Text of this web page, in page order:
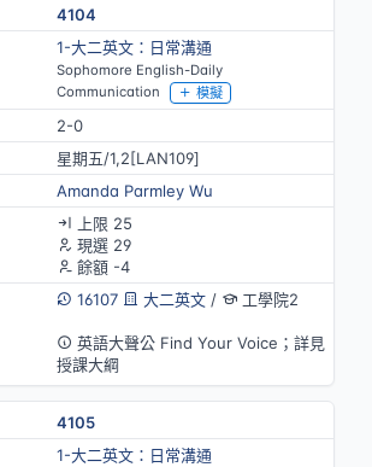
4104
1-大二英文：日常溝通
Sophomore English-Daily
Communication
模擬
2-0
星期五/1,2[LAN109]
Amanda Parmley Wu
上限 25
現選 29
餘額 -4
16107
大二英文/ 工學院2
英語大聲公 Find Your Voice；詳見
授課大綱
4105
1-大二英文：日常溝通